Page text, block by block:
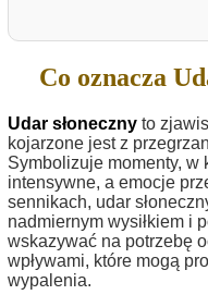
Co oznacza
Udar słoneczny to
kojarzone jest z
Symbolizuje momenty, w
intensywne, a emocje
sennikach, udar
nadmiernym wysiłkiem i
wskazywać na potrzebę
wpływami, które mogą
wypalenia.